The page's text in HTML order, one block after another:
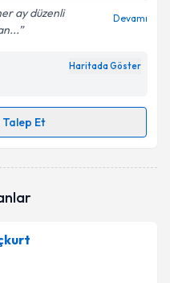
ay düzenli
Devamı
Haritada Göster
Et
randevu almanız için bir